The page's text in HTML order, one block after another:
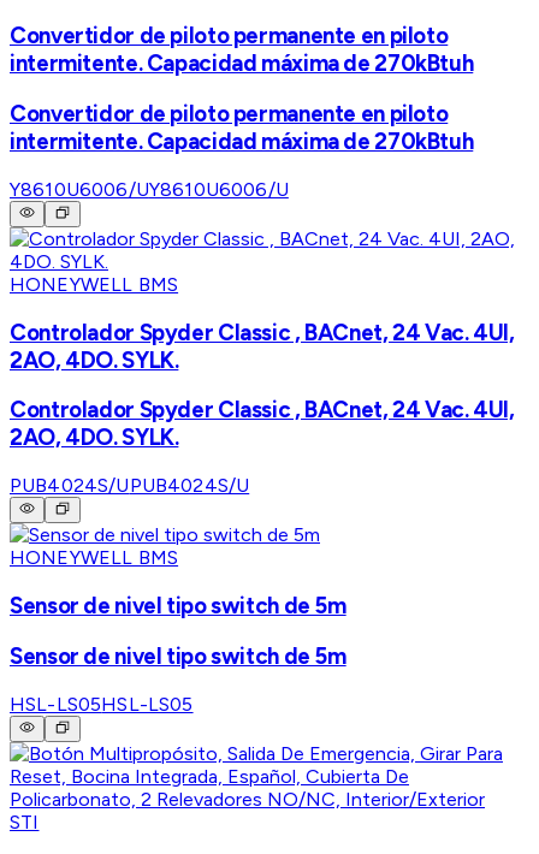
Convertidor de piloto permanente en piloto
intermitente. Capacidad máxima de 270kBtuh
Convertidor de piloto permanente en piloto
intermitente. Capacidad máxima de 270kBtuh
Y8610U6006/UY8610U6006/U
HONEYWELL BMS
Controlador Spyder Classic , BACnet, 24 Vac. 4UI,
2AO, 4DO. SYLK.
Controlador Spyder Classic , BACnet, 24 Vac. 4UI,
2AO, 4DO. SYLK.
PUB4024S/UPUB4024S/U
HONEYWELL BMS
Sensor de nivel tipo switch de 5m
Sensor de nivel tipo switch de 5m
HSL-LS05HSL-LS05
STI